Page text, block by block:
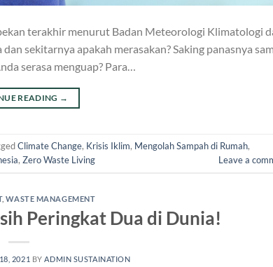
terakhir menurut Badan Meteorologi Klimatologi
sekitarnya apakah merasakan? Saking panasnya
serasa menguap? Para…
READING →
Climate Change, Krisis Iklim, Mengolah Sampah di Rumah,
, Zero Waste Living Leave a
,WASTE MANAGEMENT
Peringkat Dua di Dunia!
2021 BYADMIN SUSTAINATION